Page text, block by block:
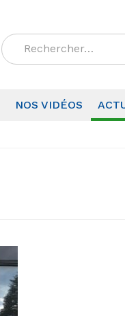
Rechercher :
NOS VIDÉOS